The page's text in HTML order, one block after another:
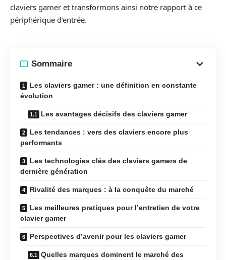
claviers gamer et transformons ainsi notre rapport à ce
périphérique d’entrée.
Sommaire
Les claviers gamer : une définition en constante
évolution
Les avantages décisifs des claviers gamer
Les tendances : vers des claviers encore plus
performants
Les technologies clés des claviers gamers de
dernière génération
Rivalité des marques : à la conquête du marché
Les meilleures pratiques pour l’entretien de votre
clavier gamer
Perspectives d’avenir pour les claviers gamer
Quelles marques dominent le marché des